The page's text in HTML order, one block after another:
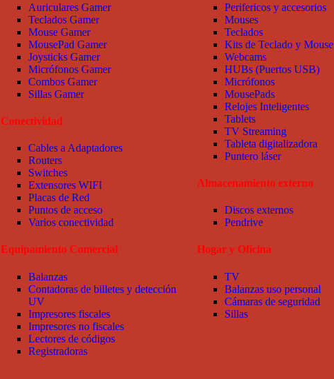
Auriculares Gamer
Teclados Gamer
Mouse Gamer
MousePad Gamer
Joysticks Gamer
Micrófonos Gamer
Combos Gamer
Sillas Gamer
Conectividad
Cables a Adaptadores
Routers
Switches
Extensores WIFI
Placas de Red
Puntos de acceso
Varios conectividad
Equipamiento Comercial
Balanzas
Contadoras de billetes y detección
UV
Impresores fiscales
Impresores no fiscales
Lectores de códigos
Registradoras
Perifericos y accesorios
Mouses
Teclados
Kits de Teclado y Mouse
Webcams
HUBs (Puertos USB)
Micrófonos
MousePads
Relojes Inteligentes
Tablets
TV Streaming
Tableta digitalizadora
Puntero láser
Almacenamiento externo
Discos externos
Pendrive
Hogar y Oficina
TV
Balanzas uso personal
Cámaras de seguridad
Sillas